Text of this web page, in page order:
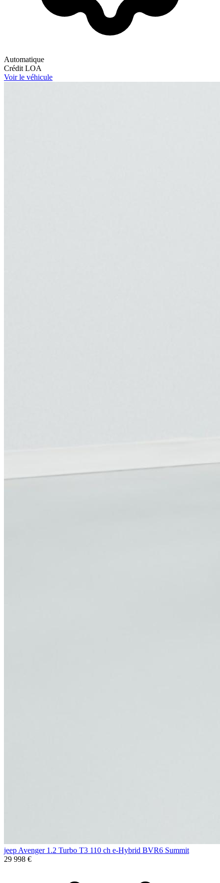
Automatique
Crédit LOA
Voir le véhicule
jeep Avenger 1.2 Turbo T3 110 ch e-Hybrid BVR6 Summit
29 998 €